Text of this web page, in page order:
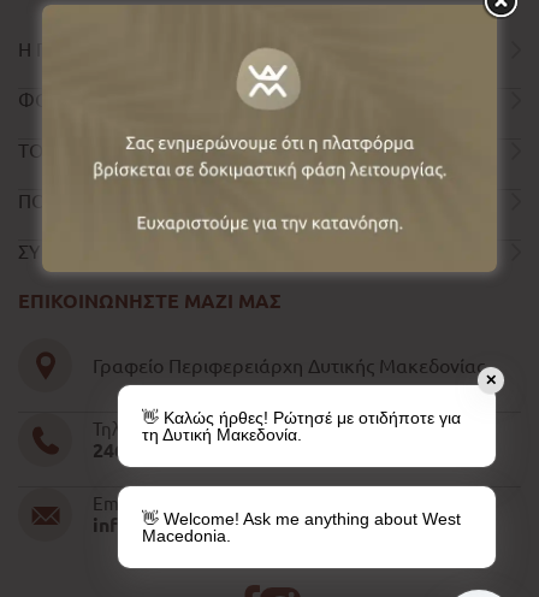
Η ΠΕΡΙΦΕΡΕΙΑ
ΦΟΡΜΑ ΕΠΙΚΟΙΝΩΝΙΑΣ
ΤΟΥΡΙΣΤΙΚΟΣ ΟΔΗΓΟΣ
ΠΟΛΙΤΙΚΗ ΑΠΟΡΡΗΤΟΥ
ΣΥΝΤΕΛΕΣΤΕΣ
ΕΠΙΚΟΙΝΩΝΗΣΤΕ ΜΑΖΙ ΜΑΣ
Γραφείο Περιφερειάρχη Δυτικής Μακεδονίας
Τηλέφωνο
2461052610-11-15
Email
info@pdm.gov.gr
✕
👋 Καλώς ήρθες! Ρώτησέ με οτιδήποτε για
τη Δυτική Μακεδονία.
👋 Welcome! Ask me anything about West
Macedonia.